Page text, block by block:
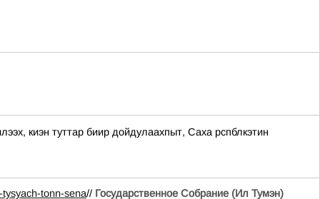
киэн туттар биир дойдулаахпыт, Саха рспблкэтин
tonn-sena// Государственное Собрание (Ил Тумэн)